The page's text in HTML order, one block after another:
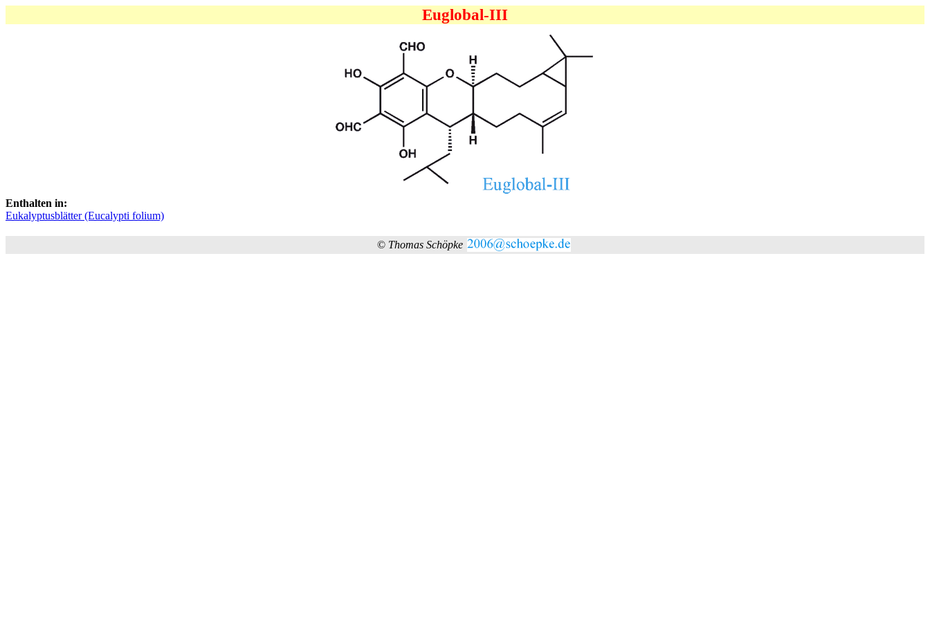
Euglobal-III
Enthalten in:
Eukalyptusblätter (Eucalypti folium)
© Thomas Schöpke